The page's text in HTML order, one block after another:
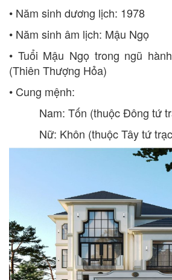
• Năm sinh dương lịch: 1978
• Năm sinh âm lịch: Mậu Ngọ
• Tuổi Mậu Ngọ trong ngũ
(Thiên Thượng Hỏa)
• Cung mệnh:
Nam: Tốn (thuộc Đông tứ
Nữ: Khôn (thuộc Tây tứ